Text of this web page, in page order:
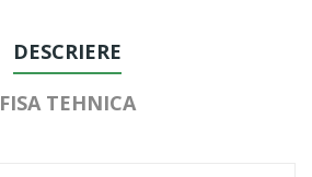
DESCRIERE
FISA TEHNICA